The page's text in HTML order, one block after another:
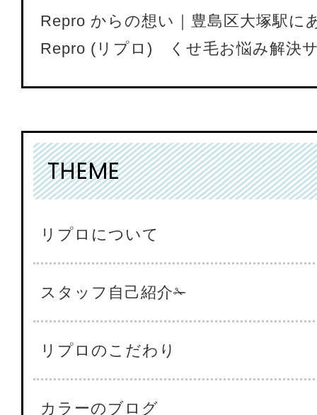
Repro からの想い｜豊島区大塚駅
Repro (リプロ) くせ毛お悩み解決
THEME
リプロについて
スタッフ自己紹介✁
リプロのこだわり
カラーのブログ